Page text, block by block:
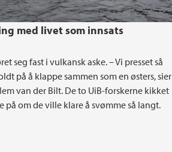
med livet som innsats
seg fast i vulkansk aske. – Vi presset så
på å klappe sammen som en østers, sier
van der Bilt. De to UiB-forskerne kikket
på om de ville klare å svømme så langt.